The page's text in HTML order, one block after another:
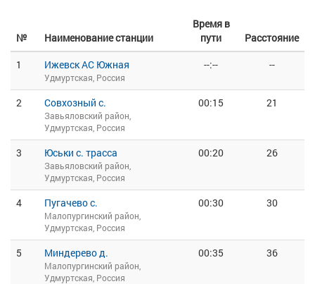
№ Наименование станции
Время в
пути
Расстояние
1
Ижевск АС Южная
Удмуртская, Россия
--:-- --
2 Совхозный с.
Завьяловский район,
Удмуртская, Россия
00:15 21
3 Юськи с. трасса
Завьяловский район,
Удмуртская, Россия
00:20 26
4 Пугачево с.
Малопургинский район,
Удмуртская, Россия
00:30 30
5 Миндерево д.
Малопургинский район,
Удмуртская, Россия
00:35 36